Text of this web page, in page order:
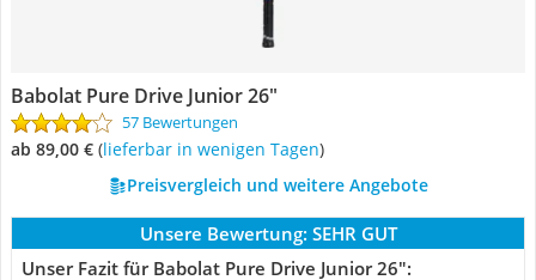
Babolat Pure Drive Junior 26"
57 Bewertungen
ab 89,00 € ( Lieferbar in wenigen Tagen)
Preisvergleich und weitere Angebote
Unsere Bewertung: SEHR GUT
Unser Fazit für Babolat Pure Drive Junior 26":